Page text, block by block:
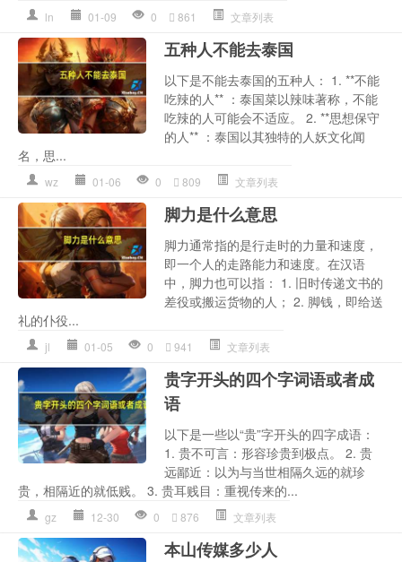
ln 01-09 0 861 文章列表
五种人不能去泰国
以下是不能去泰国的五种人： 1. **不能
吃辣的人** ：泰国菜以辣味著称，不能
吃辣的人可能会不适应。 2. **思想保守
的人** ：泰国以其独特的人妖文化闻
名，思...
wz 01-06 0 809 文章列表
脚力是什么意思
脚力通常指的是行走时的力量和速度，
即一个人的走路能力和速度。在汉语
中，脚力也可以指： 1. 旧时传递文书的
差役或搬运货物的人； 2. 脚钱，即给送
礼的仆役...
jl 01-05 0 941 文章列表
贵字开头的四个字词语或者成
语
以下是一些以“贵”字开头的四字成语：
1. 贵不可言：形容珍贵到极点。 2. 贵
远鄙近：以为与当世相隔久远的就珍
贵，相隔近的就低贱。 3. 贵耳贱目：重视传来的...
gz 12-30 0 876 文章列表
本山传媒多少人